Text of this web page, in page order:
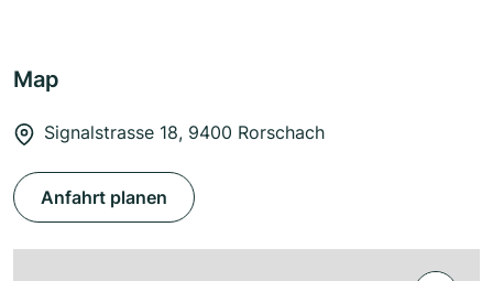
Map
Signalstrasse 18, 9400 Rorschach
Anfahrt planen